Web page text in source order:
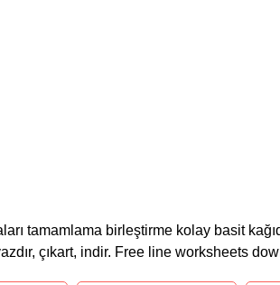
tamamlama birleştirme kolay basit
çıkart, indir. Free line worksheets